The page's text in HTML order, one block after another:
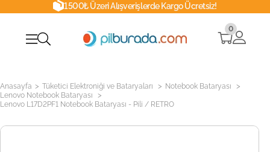
1500₺ Üzeri Alışverişlerde Kargo Ücretsiz!
0
Anasayfa > Tüketici Elektroniği ve Bataryaları > Notebook Bataryası >
Lenovo Notebook Bataryası >
Lenovo L17D2PF1 Notebook Bataryası - Pili / RETRO